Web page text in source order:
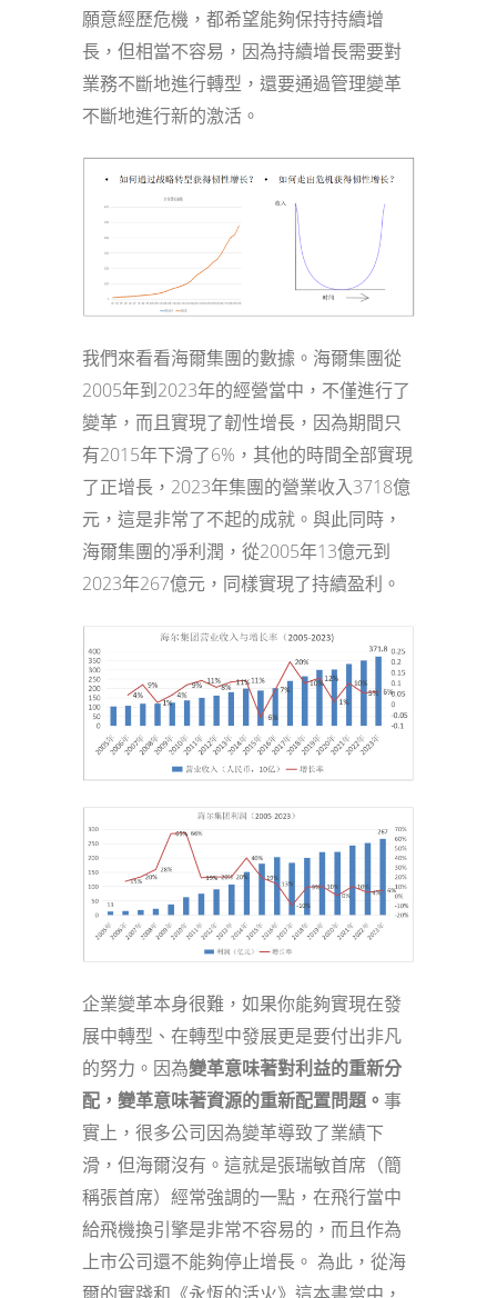
願意經歷危機，都希望能夠保持持續增
長，但相當不容易，因為持續增長需要對
業務不斷地進行轉型，還要通過管理變革
不斷地進行新的激活。
我們來看看海爾集團的數據。海爾集團從
2005年到2023年的經營當中，不僅進行了
變革，而且實現了韌性增長，因為期間只
有2015年下滑了6%，其他的時間全部實現
了正增長，2023年集團的營業收入3718億
元，這是非常了不起的成就。與此同時，
海爾集團的凈利潤，從2005年13億元到
2023年267億元，同樣實現了持續盈利。
企業變革本身很難，如果你能夠實現在發
展中轉型、在轉型中發展更是要付出非凡
的努力。因為變革意味著對利益的重新分
配，變革意味著資源的重新配置問題。 事
實上，很多公司因為變革導致了業績下
滑，但海爾沒有。這就是張瑞敏首席（簡
稱張首席）經常強調的一點，在飛行當中
給飛機換引擎是非常不容易的，而且作為
上市公司還不能夠停止增長。 為此，從海